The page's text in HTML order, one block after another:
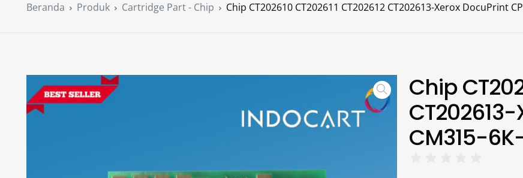
Beranda Produk Cartridge Part - Chip Chip CT202610 CT202611 CT202612 CT202613-Xerox DocuPrint
Chip
CM315-